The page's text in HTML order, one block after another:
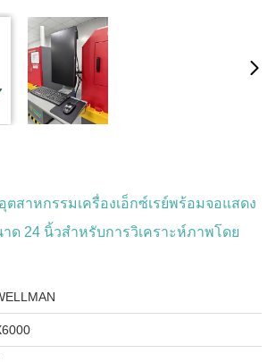
สาหกรรมเครื่องเอ็กซ์เรย์พร้อมจอแสดง
าด 24 นิ้วสำหรับการวิเคราะห์ภาพโดย